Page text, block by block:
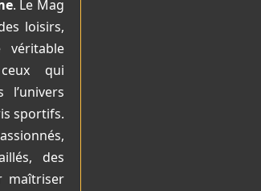
. Le Mag
loisirs,
qui
l’univers
sportifs.
des
maîtriser